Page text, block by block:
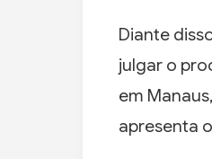
Diante
julgar o
em
apresenta